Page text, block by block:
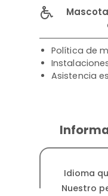
Política de
Asistencia
Idioma
Nuestro